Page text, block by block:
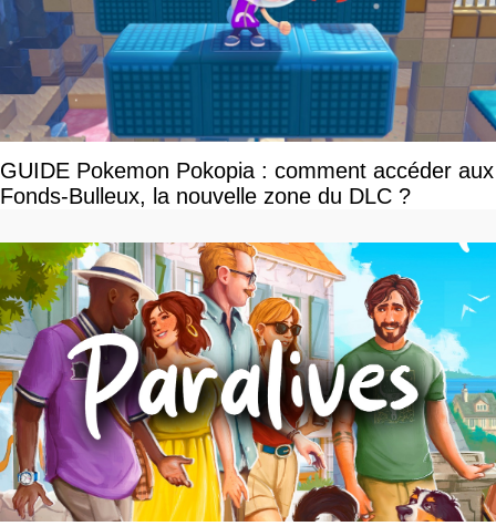
GUIDE Pokemon Pokopia : comment accéder aux
Fonds-Bulleux, la nouvelle zone du DLC ?